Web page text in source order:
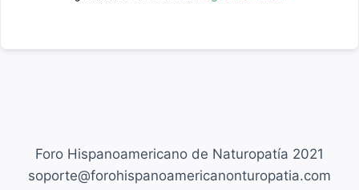
Foro Hispanoamericano de Naturopatía 2021
soporte@forohispanoamericanonturopatia.com